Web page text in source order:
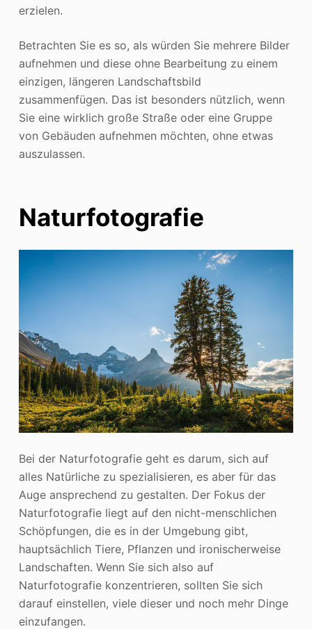
erzielen.
Betrachten Sie es so, als würden Sie mehrere Bilder
aufnehmen und diese ohne Bearbeitung zu einem
einzigen, längeren Landschaftsbild
zusammenfügen. Das ist besonders nützlich, wenn
Sie eine wirklich große Straße oder eine Gruppe
von Gebäuden aufnehmen möchten, ohne etwas
auszulassen.
Naturfotografie
Bei der Naturfotografie geht es darum, sich auf
alles Natürliche zu spezialisieren, es aber für das
Auge ansprechend zu gestalten. Der Fokus der
Naturfotografie liegt auf den nicht-menschlichen
Schöpfungen, die es in der Umgebung gibt,
hauptsächlich Tiere, Pflanzen und ironischerweise
Landschaften. Wenn Sie sich also auf
Naturfotografie konzentrieren, sollten Sie sich
darauf einstellen, viele dieser und noch mehr Dinge
einzufangen.